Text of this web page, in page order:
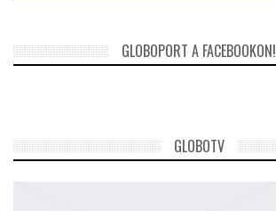
GLOBOPORT A FACEBOOKON!
GLOBOTV